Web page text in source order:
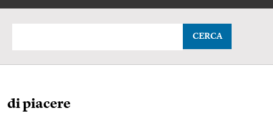
CERCA
di piacere